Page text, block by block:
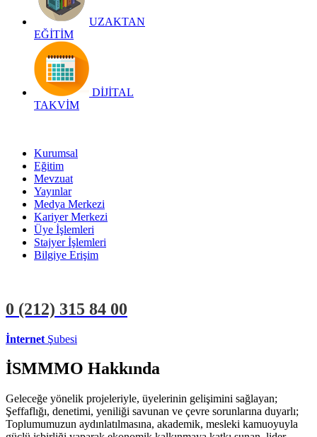
UZAKTAN
EĞİTİM
DİJİTAL
TAKVİM
Kurumsal
Eğitim
Mevzuat
Yayınlar
Medya Merkezi
Kariyer Merkezi
Üye İşlemleri
Stajyer İşlemleri
Bilgiye Erişim
0 (212) 315 84 00
İnternet Şubesi
İSMMMO Hakkında
Geleceğe yönelik projeleriyle, üyelerinin gelişimini sağlayan;
Şeffaflığı, denetimi, yeniliği savunan ve çevre sorunlarına duyarlı;
Toplumumuzun aydınlatılmasına, akademik, mesleki kamuoyuyla